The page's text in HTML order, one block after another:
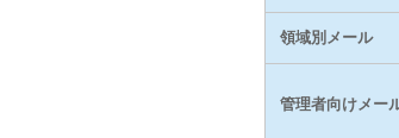
領域別メール
管理者向けメー